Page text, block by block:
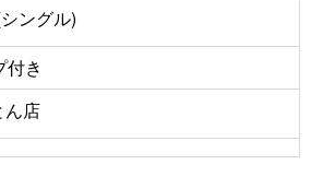
ングル)
付き
ん店